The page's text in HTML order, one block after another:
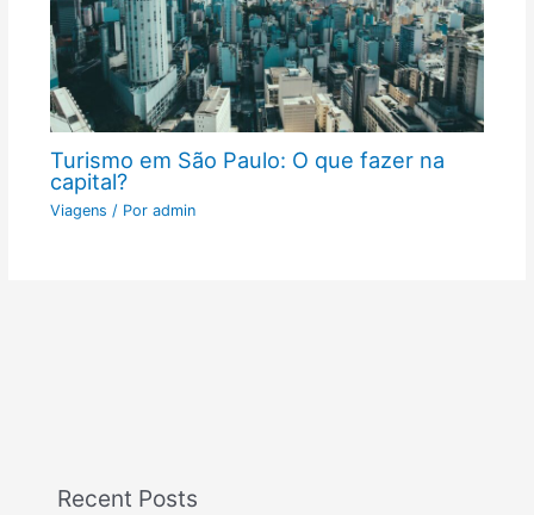
Turismo em São Paulo: O que fazer na
capital?
Viagens / Por admin
Recent Posts